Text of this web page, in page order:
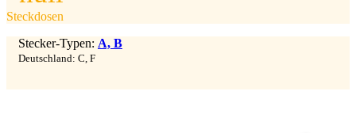
Steckdosen
Stecker-Typen: A, B
Deutschland: C, F